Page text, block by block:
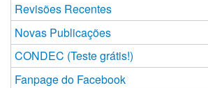
Revisões Recentes
Novas Publicações
CONDEC (Teste grátis!)
Fanpage do Facebook